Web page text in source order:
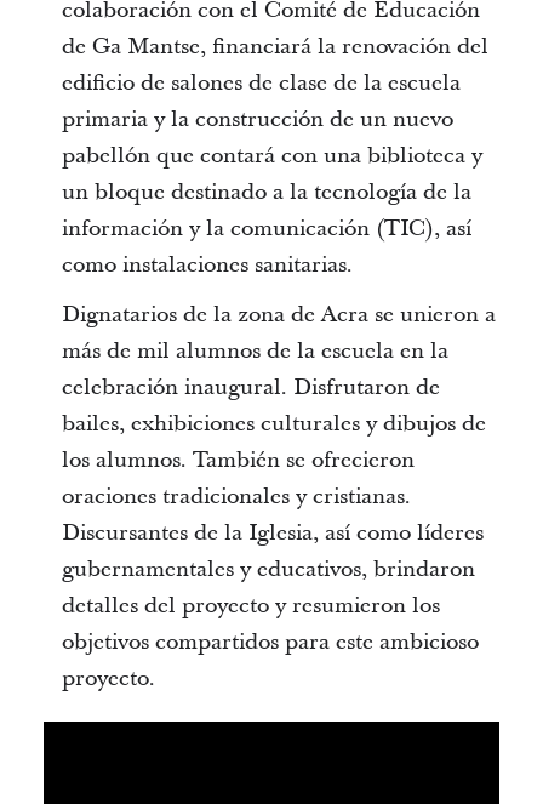
colaboración con el Comité de Educación
de Ga Mantse, financiará la renovación del
edificio de salones de clase de la escuela
primaria y la construcción de un nuevo
pabellón que contará con una biblioteca y
un bloque destinado a la tecnología de la
información y la comunicación (TIC), así
como instalaciones sanitarias.
Dignatarios de la zona de Acra se unieron a
más de mil alumnos de la escuela en la
celebración inaugural. Disfrutaron de
bailes, exhibiciones culturales y dibujos de
los alumnos. También se ofrecieron
oraciones tradicionales y cristianas.
Discursantes de la Iglesia, así como líderes
gubernamentales y educativos, brindaron
detalles del proyecto y resumieron los
objetivos compartidos para este ambicioso
proyecto.